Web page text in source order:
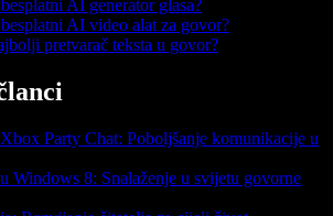
AI generator glasa?
AI video alat za govor?
pretvarač teksta u govor?
Party Chat: Poboljšanje komunikacije u
Windows 8: Snalaženje u svijetu govorne